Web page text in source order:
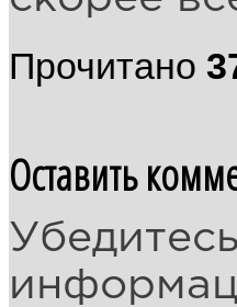
Прочитано
Оставить